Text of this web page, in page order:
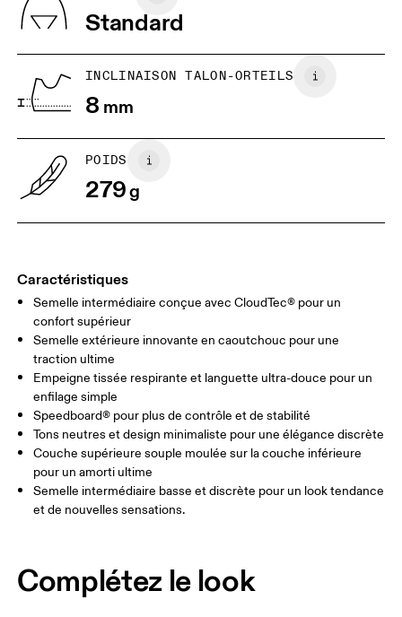
JP 25
6.5 7
US
Glisser horizontalement pour en savoir plus
remboursement
Viêt Nam Standard
INCLINAISON TALON-ORTEILS
8 mm
POIDS
279g
Caractéristiques
Semelle intermédiaire conçue avec CloudTec® pour un
confort supérieur
Semelle extérieure innovante en caoutchouc pour une
traction ultime
Empeigne tissée respirante et languette ultra-douce pour un
enfilage simple
Speedboard® pour plus de contrôle et de stabilité
Tons neutres et design minimaliste pour une élégance discrète
Couche supérieure souple moulée sur la couche inférieure
pour un amorti ultime
Semelle intermédiaire basse et discrète pour un look tendance
et de nouvelles sensations.
Complétez le look